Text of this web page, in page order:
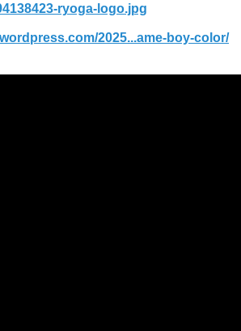
ryoga-logo.jpg
2025...ame-boy-color/